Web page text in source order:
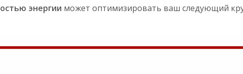
энергии может оптимизировать ваш следующий